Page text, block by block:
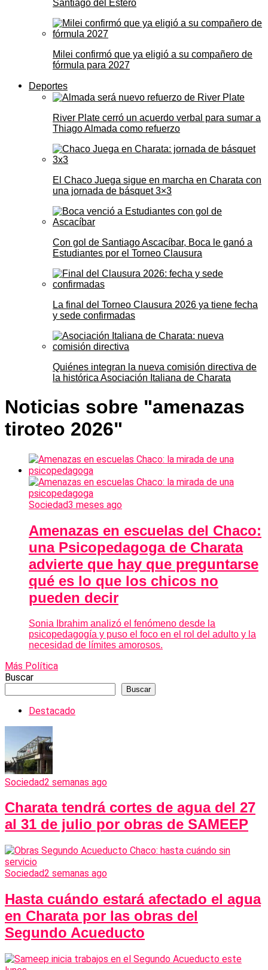
Santiago del Estero
Milei confirmó que ya eligió a su compañero de
fórmula para 2027
Deportes
River Plate cerró un acuerdo verbal para sumar a
Thiago Almada como refuerzo
El Chaco Juega sigue en marcha en Charata con
una jornada de básquet 3×3
Con gol de Santiago Ascacíbar, Boca le ganó a
Estudiantes por el Torneo Clausura
La final del Torneo Clausura 2026 ya tiene fecha
y sede confirmadas
Quiénes integran la nueva comisión directiva de
la histórica Asociación Italiana de Charata
Noticias sobre "amenazas
tiroteo 2026"
Sociedad3 meses ago
Amenazas en escuelas del Chaco:
una Psicopedagoga de Charata
advierte que hay que preguntarse
qué es lo que los chicos no
pueden decir
Sonia Ibrahim analizó el fenómeno desde la
psicopedagogía y puso el foco en el rol del adulto y la
necesidad de límites amorosos.
Más Política
Buscar
Buscar
Destacado
Sociedad2 semanas ago
Charata tendrá cortes de agua del 27
al 31 de julio por obras de SAMEEP
Sociedad2 semanas ago
Hasta cuándo estará afectado el agua
en Charata por las obras del
Segundo Acueducto